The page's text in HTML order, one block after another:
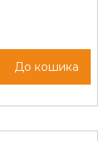
До кошика